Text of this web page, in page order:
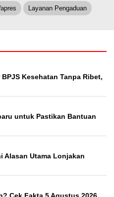
Layanan Pengaduan
Kesehatan Tanpa Ribet,
untuk Pastikan Bantuan
Alasan Utama Lonjakan